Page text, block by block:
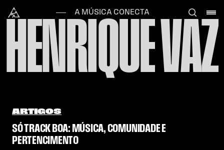
Alataj
A MÚSICA CONECTA
HENRIQUE VAZ
ARTIGOS
SÓ TRACK BOA: MÚSICA, COMUNIDADE E
PERTENCIMENTO